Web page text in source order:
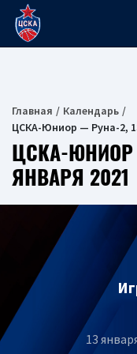
Главная
Календарь
ЦСКА-Юниор — Руна-2,
ЦСКА-
ЯНВАРЯ 2021
13